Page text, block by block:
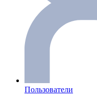
Пользователи